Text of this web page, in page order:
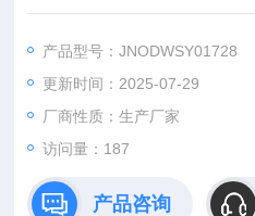
值。吉奥蓝图（JENNIO-LAB）
机构、药企及医疗机构提供覆盖
分析与成果转化的一站式解决方
速创新成果落地。
产品型号：JNODWSY01728
更新时间：2025-07-29
厂商性质：生产厂家
访问量：187
产品咨询